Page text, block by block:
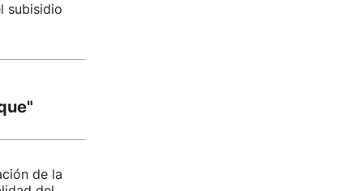
subisidio
de la